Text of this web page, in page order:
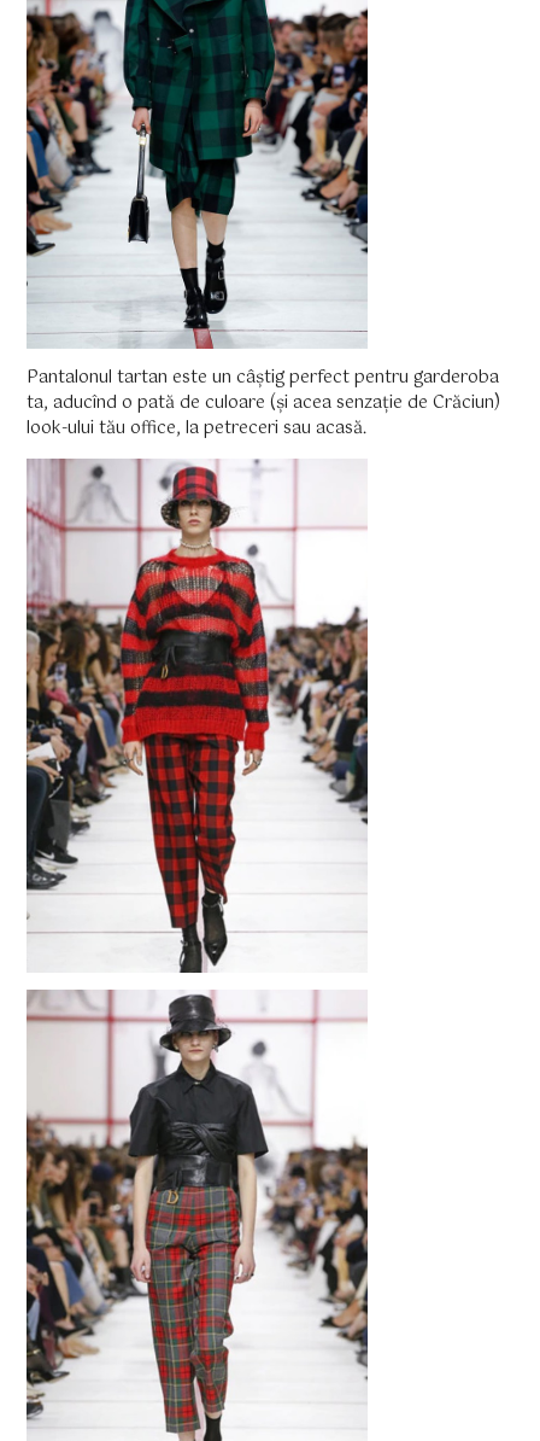
Pantalonul tartan este un câștig perfect pentru garderoba
ta, aducînd o pată de culoare (și acea senzație de Crăciun)
look-ului tău office, la petreceri sau acasă.